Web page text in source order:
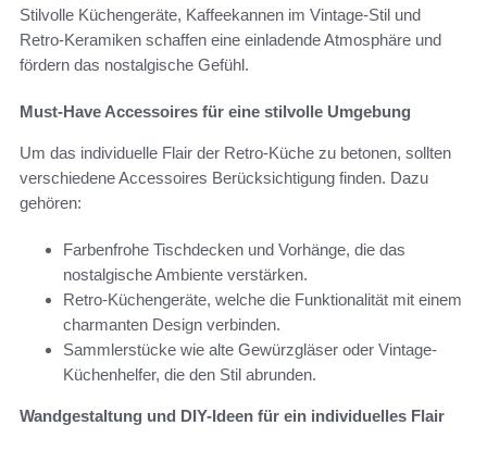
Stilvolle Küchengeräte, Kaffeekannen im Vintage-Stil und
Retro-Keramiken schaffen eine einladende Atmosphäre und
fördern das nostalgische Gefühl.
Must-Have Accessoires für eine stilvolle Umgebung
Um das individuelle Flair der Retro-Küche zu betonen, sollten
verschiedene Accessoires Berücksichtigung finden. Dazu
gehören:
Farbenfrohe Tischdecken und Vorhänge, die das
nostalgische Ambiente verstärken.
Retro-Küchengeräte, welche die Funktionalität mit einem
charmanten Design verbinden.
Sammlerstücke wie alte Gewürzgläser oder Vintage-
Küchenhelfer, die den Stil abrunden.
Wandgestaltung und DIY-Ideen für ein individuelles Flair